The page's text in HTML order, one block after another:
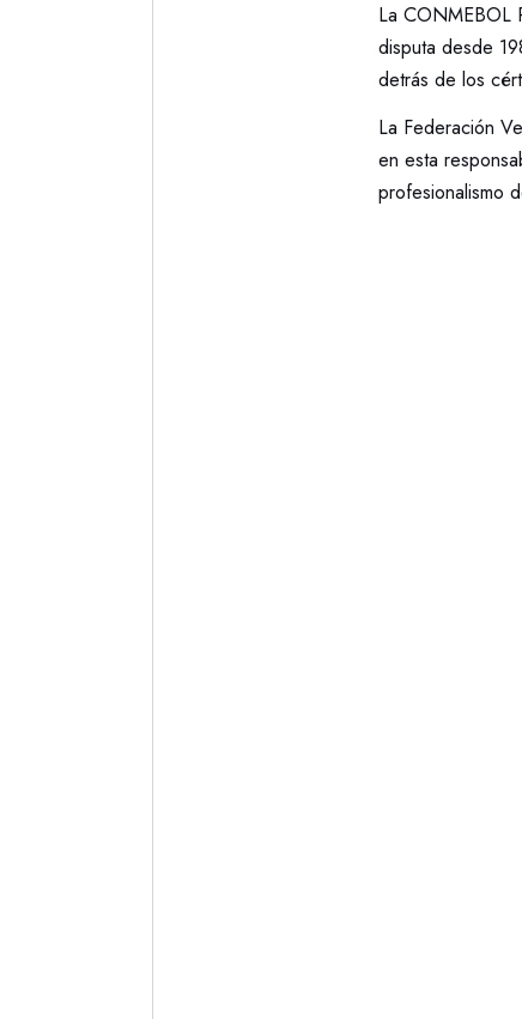
La CONMEBOL
disputa desde
detrás de los
La Federación
en esta
profesionalismo